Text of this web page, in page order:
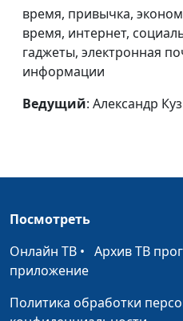
Важность
планирования
Цели: от постановки до
Как управлять
Села батарейка:
эмоциональное
выгорание
Что делать со
время, привычка,
время, интернет,
гаджеты, электронная
информации
Ведущий: Александр
Посмотреть
Онлайн ТВ • Архив ТВ
приложение
Политика обработки